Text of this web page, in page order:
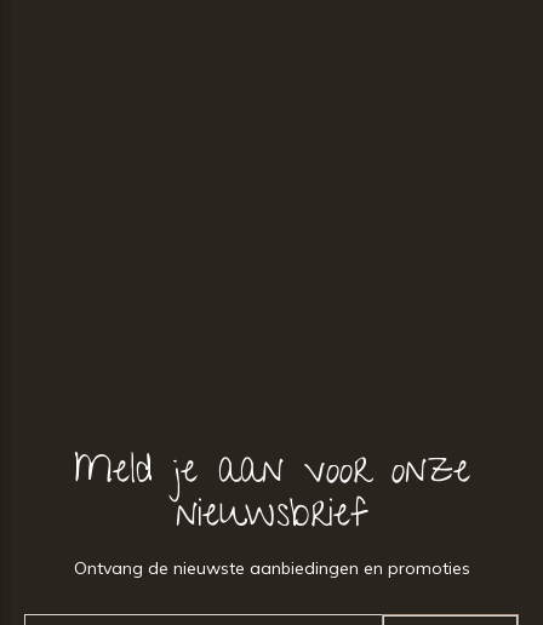
Meld je aan voor onze
nieuwsbrief
Ontvang de nieuwste aanbiedingen en promoties